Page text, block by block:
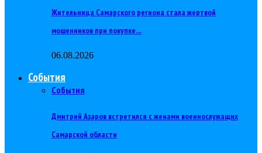
Жительница Самарского региона стала жертвой
мошенников при покупке…
06.08.2026
События
События
Дмитрий Азаров встретился с женами военнослужащих
Самарской области